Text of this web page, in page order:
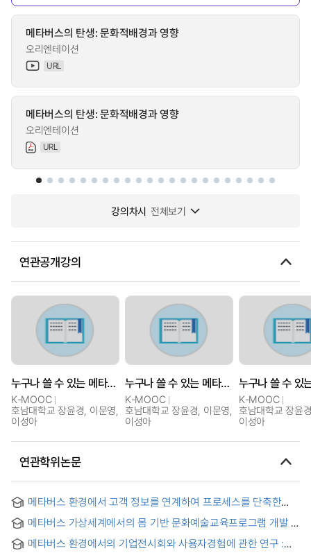
메타버스의 탄생: 문화적배경과 영향
오리엔테이션
URL
메타버스의 탄생: 문화적배경과 영향
오리엔테이션
URL
강의차시 전체보기
연관공개강의
누구나 쓸 수 있는 메타버스(Metaverse that anyone can use)
K-MOOC
호남대학교 장윤경, 이문영,
이성아
누구나 쓸 수 있는 메타버스(Metaverse that anyone can use)
K-MOOC
호남대학교 장윤경, 이문영,
이성아
K-MOOC
호남대학교 장윤
이성아
연관학위논문
메타버스 환경에서 고객 정보를 연계하여 프로세스를 단축한
Method that Reduced the Process by Linking Customer
Information in the Metaverse Environment.
메타버스 가상세계에서의 몸 기반 문화예술교육프로그램 개발 =
Program in Metaverse Virtual World
메타버스 환경에서의 기업전시회와 사용자경험에 관한 연구 :